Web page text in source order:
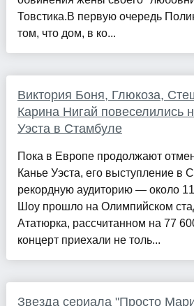
Товстика.В первую очередь
том, что дом, в ко...
Виктория Боня, Глюкоза,
Карина Нигай повеселились
Уэста в Стамбуле
Пока в Европе продолжают
Канье Уэста, его выступление в
рекордную аудиторию — около
Шоу прошло на Олимпийском
Ататюрка, рассчитанном на 77
концерт приехали не толь...
Звезда сериала "Просто